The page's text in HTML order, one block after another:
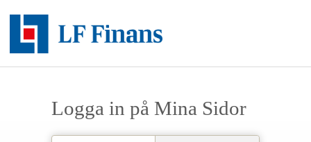
Logga in på Mina Sidor